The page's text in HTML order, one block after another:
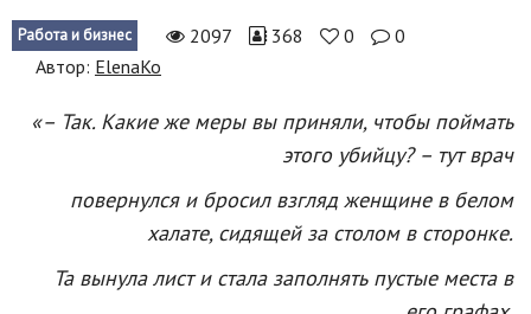
Экономика
Происшествия
Hi-Tech. Интернет
Наука и техника
Политика
Работа и бизнес 2097 368 0
0
Автор: ElenaKo
«– Так. Какие же меры вы приняли, чтобы поймать
этого убийцу? – тут врач
повернулся и бросил взгляд женщине в белом
халате, сидящей за столом в сторонке.
Та вынула лист и стала заполнять пустые места в